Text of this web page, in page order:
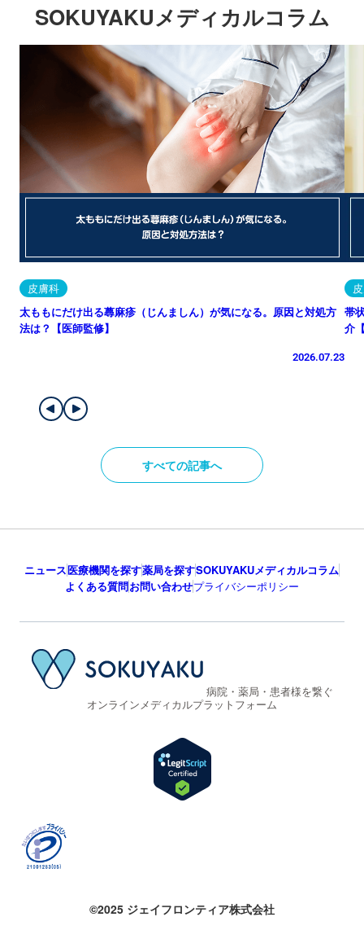
SOKUYAKUメディカルコラム
皮膚科
太ももにだけ出る蕁麻疹（じんましん）が気になる。原因と対処方
法は？【医師監修】
2026.07.23
帯
介
すべての記事へ
ニュース医療機関を探す薬局を探すSOKUYAKUメディカルコラム
よくある質問お問い合わせプライバシーポリシー
病院・薬局・患者様を繋ぐ
オンラインメディカルプラットフォーム
©2025 ジェイフロンティア株式会社